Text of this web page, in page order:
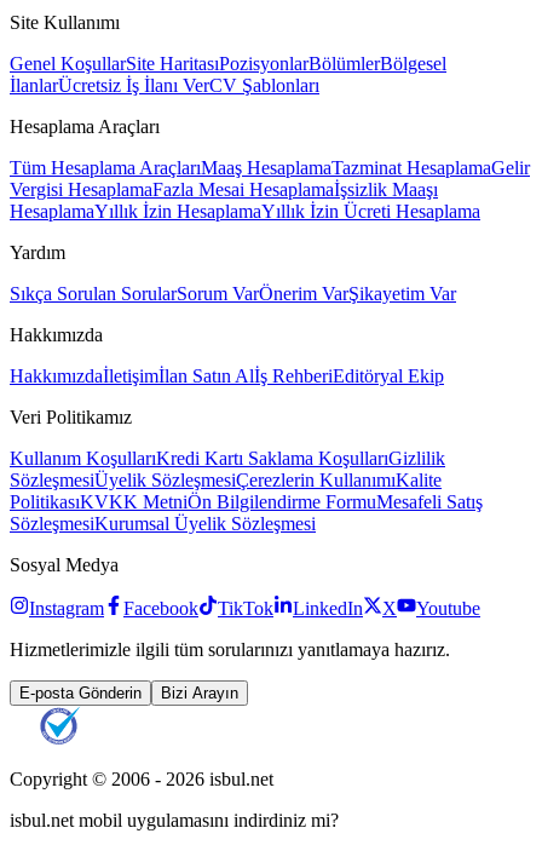
Site Kullanımı
Genel KoşullarSite HaritasıPozisyonlarBölümlerBölgesel
İlanlarÜcretsiz İş İlanı VerCV Şablonları
Hesaplama Araçları
Tüm Hesaplama AraçlarıMaaş HesaplamaTazminat HesaplamaGelir
Vergisi HesaplamaFazla Mesai Hesaplamaİşsizlik Maaşı
HesaplamaYıllık İzin HesaplamaYıllık İzin Ücreti Hesaplama
Yardım
Sıkça Sorulan SorularSorum VarÖnerim VarŞikayetim Var
Hakkımızda
Hakkımızdaİletişimİlan Satın Alİş RehberiEditöryal Ekip
Veri Politikamız
Kullanım KoşullarıKredi Kartı Saklama KoşullarıGizlilik
SözleşmesiÜyelik SözleşmesiÇerezlerin KullanımıKalite
PolitikasıKVKK MetniÖn Bilgilendirme FormuMesafeli Satış
SözleşmesiKurumsal Üyelik Sözleşmesi
Sosyal Medya
Instagram Facebook TikTok LinkedIn X
Youtube
Hizmetlerimizle ilgili tüm sorularınızı yanıtlamaya hazırız.
E-posta Gönderin Bizi Arayın
Copyright © 2006 - 2026 isbul.net
isbul.net mobil uygulamasını indirdiniz mi?